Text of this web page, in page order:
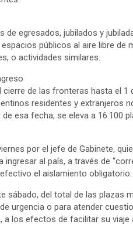
de egresados, jubilados y
públicos al aire libre de
o actividades similares.
de las fronteras hasta el 1
residentes y extranjeros
esa fecha, se eleva a 16.100
por el jefe de Gabinete,
ingresar al país, a través de
el aislamiento obligatorio.
sábado, del total de las plazas
urgencia o para atender
los efectos de facilitar su viaje